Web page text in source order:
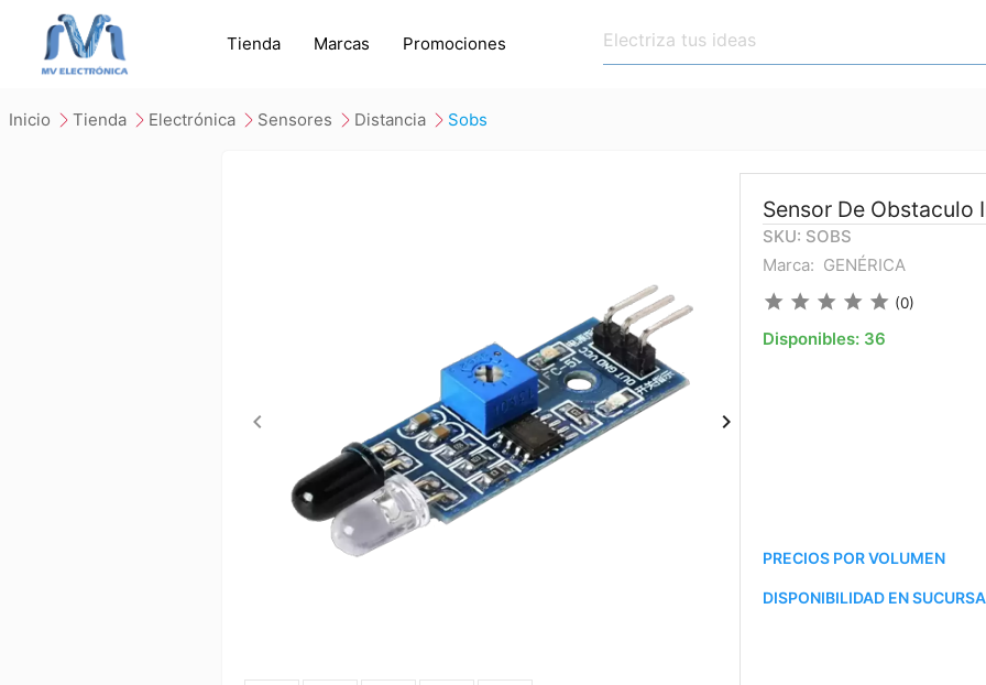
Tienda Marcas Promociones
inicio tienda electrónica sensores distancia sobs
Sensor De Obstaculo
SKU: SOBS
Marca: GENÉRICA
star star star star star (0)
Disponibles: 36
PRECIOS POR VOLUMEN
DISPONIBILIDAD EN